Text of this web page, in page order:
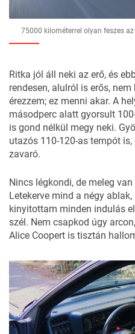
75000 kilométerrel olyan feszes
Ritka jól áll neki az erő, és
rendesen, alulról is erős,
érezzem; ez menni akar. A
másodperc alatt gyorsult
is gond nélkül megy neki.
utazós 110-120-as tempót
zavaró.
Nincs légkondi, de meleg
Letekerve mind a négy
kinyitottam minden indulás
szél. Nem csapkod úgy
Alice Coopert is tisztán